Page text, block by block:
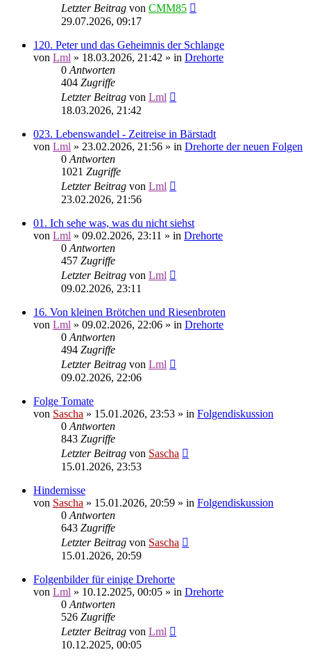
Letzter Beitrag von CMM85
29.07.2026, 09:17
120. Peter und das Geheimnis der Schlange
von Lml » 18.03.2026, 21:42 » in Drehorte
0 Antworten
404 Zugriffe
Letzter Beitrag von Lml
18.03.2026, 21:42
023. Lebenswandel - Zeitreise in Bärstadt
von Lml » 23.02.2026, 21:56 » in Drehorte der neuen Folgen
0 Antworten
1021 Zugriffe
Letzter Beitrag von Lml
23.02.2026, 21:56
01. Ich sehe was, was du nicht siehst
von Lml » 09.02.2026, 23:11 » in Drehorte
0 Antworten
457 Zugriffe
Letzter Beitrag von Lml
09.02.2026, 23:11
16. Von kleinen Brötchen und Riesenbroten
von Lml » 09.02.2026, 22:06 » in Drehorte
0 Antworten
494 Zugriffe
Letzter Beitrag von Lml
09.02.2026, 22:06
Folge Tomate
von Sascha » 15.01.2026, 23:53 » in Folgendiskussion
0 Antworten
843 Zugriffe
Letzter Beitrag von Sascha
15.01.2026, 23:53
Hindernisse
von Sascha » 15.01.2026, 20:59 » in Folgendiskussion
0 Antworten
643 Zugriffe
Letzter Beitrag von Sascha
15.01.2026, 20:59
Folgenbilder für einige Drehorte
von Lml » 10.12.2025, 00:05 » in Drehorte
0 Antworten
526 Zugriffe
Letzter Beitrag von Lml
10.12.2025, 00:05